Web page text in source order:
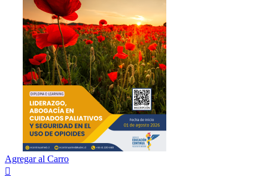
Agregar al Carro
